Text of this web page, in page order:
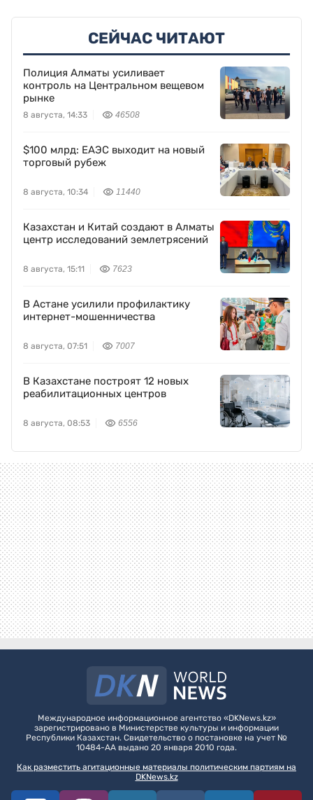
СЕЙЧАС ЧИТАЮТ
Полиция Алматы усиливает
контроль на Центральном вещевом
рынке
8 августа, 14:33 46508
$100 млрд: ЕАЭС выходит на новый
торговый рубеж
8 августа, 10:34 11440
Казахстан и Китай создают в Алматы
центр исследований землетрясений
8 августа, 15:11 7623
В Астане усилили профилактику
интернет-мошенничества
8 августа, 07:51 7007
В Казахстане построят 12 новых
реабилитационных центров
8 августа, 08:53 6556
Международное информационное агентство «DKNews.kz»
зарегистрировано в Министерстве культуры и информации
Республики Казахстан. Свидетельство о постановке на учет №
10484-АА выдано 20 января 2010 года.
Как разместить агитационные материалы политическим партиям на
DKNews.kz